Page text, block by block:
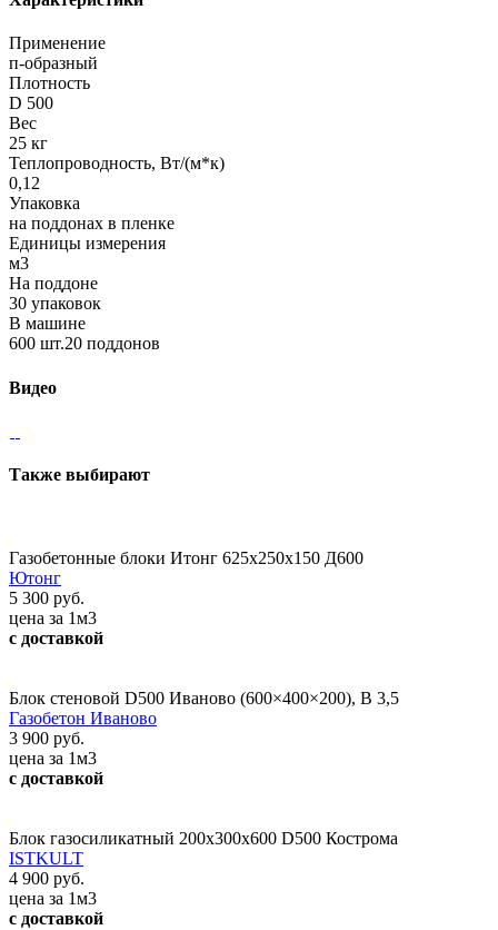
Применение
п-образный
Плотность
D 500
Вес
25 кг
Теплопроводность, Вт/(м*к)
0,12
Упаковка
на поддонах в пленке
Единицы измерения
м3
На поддоне
30 упаковок
В машине
600 шт.20 поддонов
Видео
Также выбирают
Газобетонные блоки Итонг 625х250х150 Д600
Ютонг
5 300 руб.
цена за 1м3
с доставкой
Блок стеновой D500 Иваново (600×400×200), В 3,5
Газобетон Иваново
3 900 руб.
цена за 1м3
с доставкой
Блок газосиликатный 200х300х600 D500 Кострома
ISTKULT
4 900 руб.
цена за 1м3
с доставкой